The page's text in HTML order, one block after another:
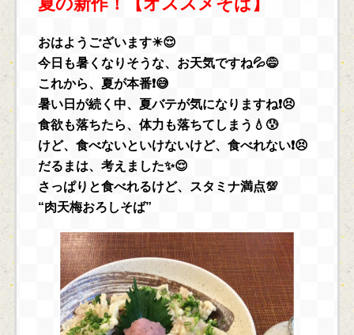
おはようございます☀😌
今日も暑くなりそうな、お天気ですね💦😅
これから、夏が本番❗😅
暑い日が続く中、夏バテが気になりますね❗😣
食欲も落ちたら、体力も落ちてしまう💧😰
けど、食べないといけないけど、食べれない❗😣
だるまは、考えました✨😌
さっぱりと食べれるけど、スタミナ満点💯
“肉天梅おろしそば”